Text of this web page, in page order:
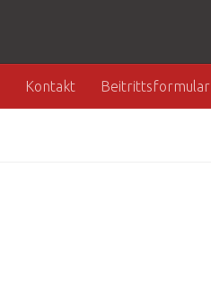
Kontakt Beitrittsformular